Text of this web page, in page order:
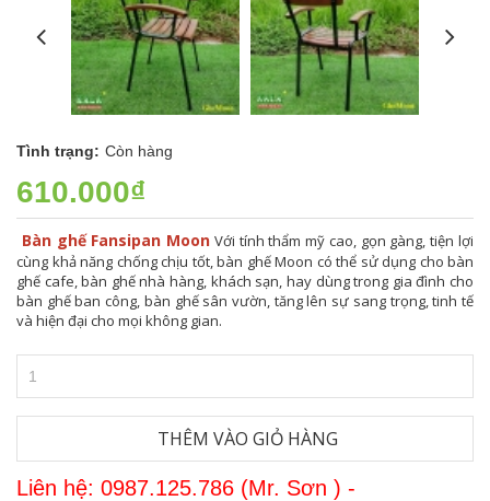
Tình trạng: Còn hàng
610.000₫
Bàn ghế Fansipan Moon Với tính thẩm mỹ cao, gọn gàng, tiện lợi
cùng khả năng chống chịu tốt, bàn ghế Moon có thể sử dụng cho bàn
ghế cafe, bàn ghế nhà hàng, khách sạn, hay dùng trong gia đình cho
bàn ghế ban công, bàn ghế sân vườn, tăng lên sự sang trọng, tinh tế
và hiện đại cho mọi không gian.
THÊM VÀO GIỎ HÀNG
Liên hệ: 0987.125.786 (Mr. Sơn ) -